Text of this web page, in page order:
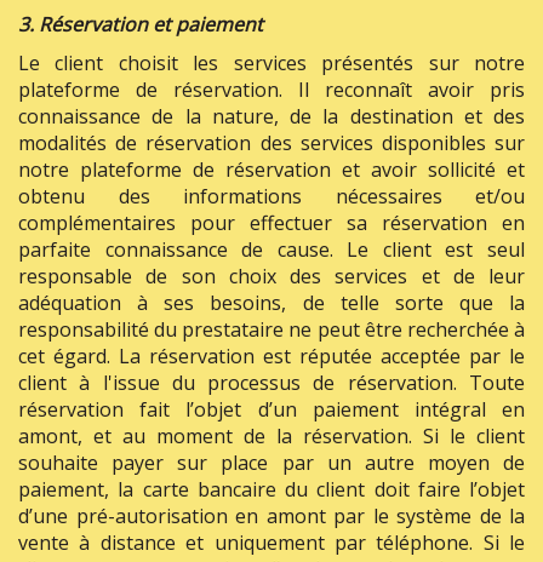
3. Réservation et paiement
Le client choisit les services présentés sur notre
plateforme de réservation. Il reconnaît avoir pris
connaissance de la nature, de la destination et des
modalités de réservation des services disponibles sur
notre plateforme de réservation et avoir sollicité et
obtenu des informations nécessaires et/ou
complémentaires pour effectuer sa réservation en
parfaite connaissance de cause. Le client est seul
responsable de son choix des services et de leur
adéquation à ses besoins, de telle sorte que la
responsabilité du prestataire ne peut être recherchée à
cet égard. La réservation est réputée acceptée par le
client à l'issue du processus de réservation. Toute
réservation fait l’objet d’un paiement intégral en
amont, et au moment de la réservation. Si le client
souhaite payer sur place par un autre moyen de
paiement, la carte bancaire du client doit faire l’objet
d’une pré-autorisation en amont par le système de la
vente à distance et uniquement par téléphone. Si le